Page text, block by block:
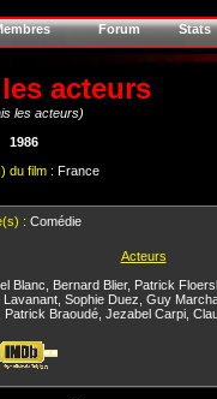
Forum Stats
acteurs
les acteurs)
1986
du film : France
: Comédie
Acteurs
Blanc Bernard Blier, Patrick
Lavanant, Sophie Duez Guy
Patrick Braoudé, Jezabel Carpi,